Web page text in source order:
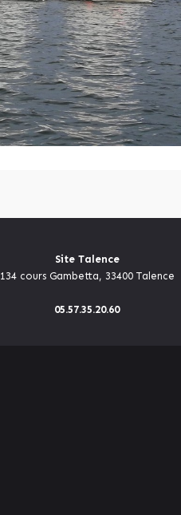
Site Talence
134 cours Gambetta, 33400 Talence
05.57.35.20.60